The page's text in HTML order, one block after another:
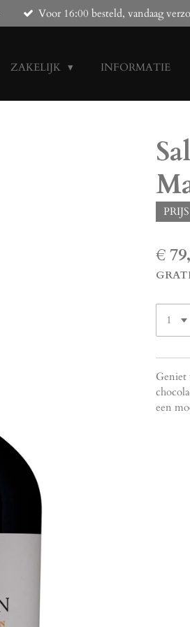
Voor 16:00 besteld, vandaag
ZAKELIJK INFORMATIE
€
Geniet
een